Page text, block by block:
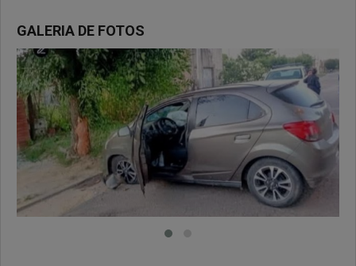
GALERIA DE FOTOS